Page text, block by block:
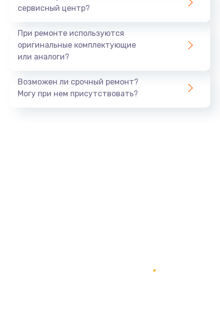
Восстановление данных
Заказать
1060 руб.
сервисный центр?
При ремонте используются
оригинальные комплектующие
или аналоги?
Возможен ли срочный ремонт?
Могу при нем присутствовать?